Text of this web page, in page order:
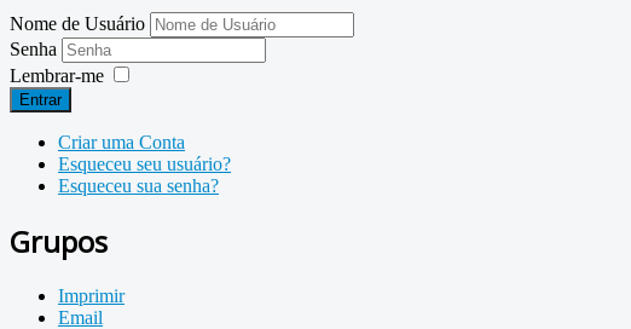
Nome de Usuário
Senha
Lembrar-me
Entrar
Criar uma Conta
Esqueceu seu usuário?
Esqueceu sua senha?
Grupos
Imprimir
Email